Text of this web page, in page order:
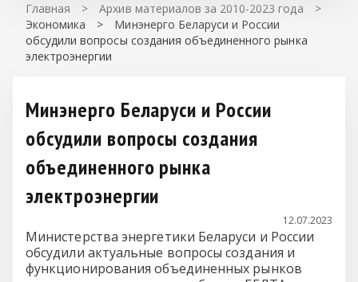
Главная > Архив материалов за 2010-2023 года
>
Экономика
>
Минэнерго Беларуси и России
обсудили вопросы создания объединенного рынка
электроэнергии
Минэнерго Беларуси и России
обсудили вопросы создания
объединенного рынка
электроэнергии
12.07.2023
Министерства энергетики Беларуси и России
обсудили актуальные вопросы создания и
функционирования объединенных рынков